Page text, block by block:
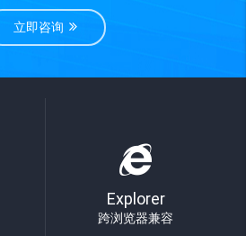
立即咨询
Explorer
跨浏览器兼容